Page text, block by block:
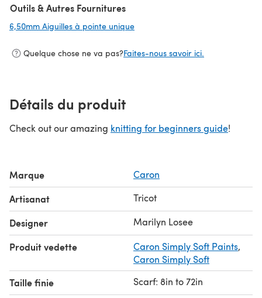
Outils & Autres Fournitures
6,50mm Aiguilles à pointe unique
Quelque chose ne va pas?Faites-nous savoir ici.
Détails du produit
Check out our amazing knitting for beginners guide!
Marque Caron
Artisanat Tricot
Designer Marilyn Losee
Produit vedette Caron Simply Soft Paints,
Caron Simply Soft
Taille finie Scarf: 8in to 72in